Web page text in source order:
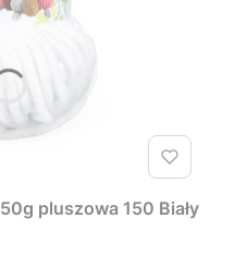
pluszowa 150 Biały